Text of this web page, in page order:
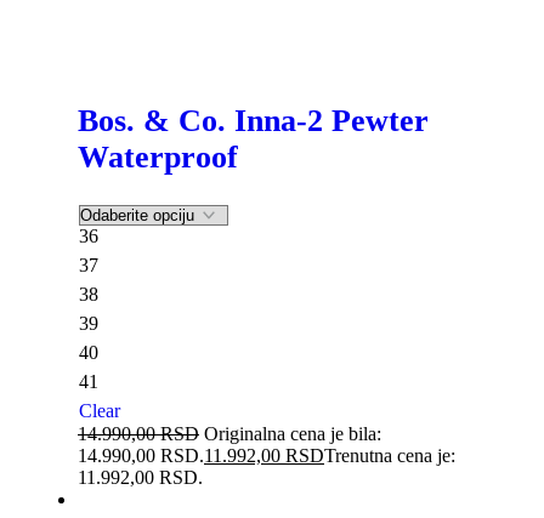
Bos. & Co. Inna-2 Pewter
Waterproof
36
37
38
39
40
41
Clear
14.990,00RSD Originalna cena je bila:
14.990,00 RSD.11.992,00 RSDTrenutna cena je:
11.992,00 RSD.